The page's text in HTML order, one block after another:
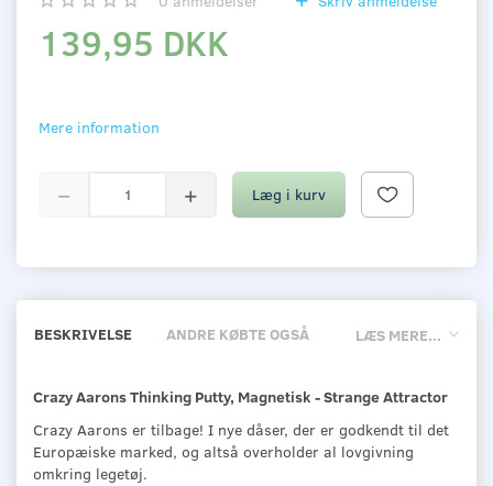
139,95 DKK
Mere information
Læg i kurv
LÆS MERE...
BESKRIVELSE ANDRE KØBTE OGSÅ
Crazy Aarons Thinking Putty, Magnetisk - Strange Attractor
Crazy Aarons er tilbage! I nye dåser, der er godkendt til det
Europæiske marked, og altså overholder al lovgivning
omkring legetøj.